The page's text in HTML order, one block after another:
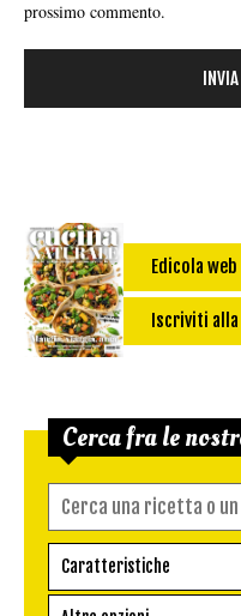
prossimo commento.
Edicola web
Iscriviti
Cerca fra le
Caratteristiche
Ricetta vegetariana